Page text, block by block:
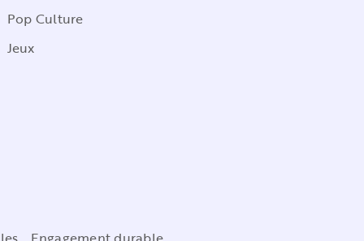
Pop Culture
Jeux